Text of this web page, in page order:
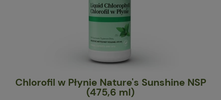
Chlorofil w Płynie Nature's Sunshine NSP
(475,6 ml)